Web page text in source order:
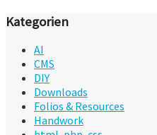
Kategorien
AI
CMS
DIY
Downloads
Folios & Resources
Handwork